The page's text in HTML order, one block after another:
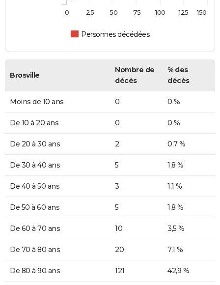
Personnes décédées
0 25 50 75 100 125 150
Brosville
Nombre de
décès
% des
décès
Moins de 10 ans 0 0 %
De 10 à 20 ans 0 0 %
De 20 à 30 ans 2 0,7 %
De 30 à 40 ans 5 1,8 %
De 40 à 50 ans 3 1,1 %
De 50 à 60 ans 5 1,8 %
De 60 à 70 ans 10 3,5 %
De 70 à 80 ans 20 7,1 %
De 80 à 90 ans 121 42,9 %